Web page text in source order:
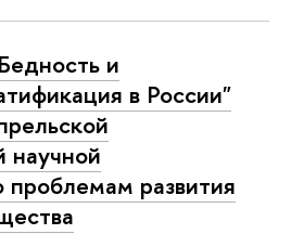
и
в России"
развития